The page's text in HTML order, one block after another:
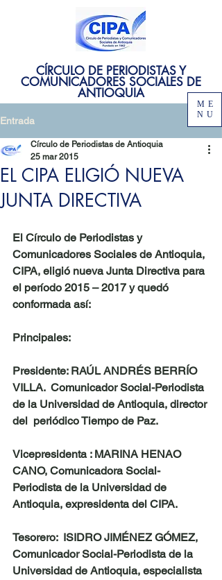
CÍRCULO DE PERIODISTAS Y
COMUNICADORES SOCIALES DE
ANTIOQUIA
ME
NU
Entrada
EL CIPA ELIGIÓ NUEVA
JUNTA DIRECTIVA
Círculo de Periodistas de Antioquia
25 mar 2015
El Círculo de Periodistas y
Comunicadores Sociales de Antioquia,
CIPA, eligió nueva Junta Directiva para
el período 2015 – 2017 y quedó
conformada así:
Principales:
Presidente: RAÚL ANDRÉS BERRÍO
VILLA.  Comunicador Social-Periodista
de la Universidad de Antioquia, director
del  periódico Tiempo de Paz.
Vicepresidenta : MARINA HENAO
CANO, Comunicadora Social-
Periodista de la Universidad de
Antioquia, expresidenta del CIPA.
Tesorero:  ISIDRO JIMÉNEZ GÓMEZ,
Comunicador Social-Periodista de la
Universidad de Antioquia, especialista